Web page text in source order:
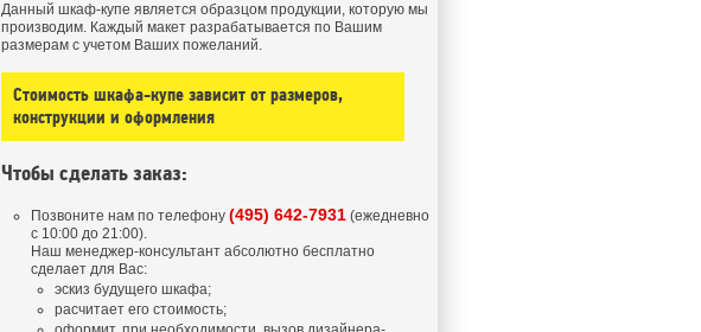
Данный шкаф-купе является образцом продукции, которую мы
производим. Каждый макет разрабатывается по Вашим
размерам с учетом Ваших пожеланий.
Стоимость шкафа-купе зависит от размеров,
конструкции и оформления
Чтобы сделать заказ:
Позвоните нам по телефону (495) 642-7931 (ежедневно
с 10:00 до 21:00).
Наш менеджер-консультант абсолютно бесплатно
сделает для Вас:
эскиз будущего шкафа;
расчитает его стоимость;